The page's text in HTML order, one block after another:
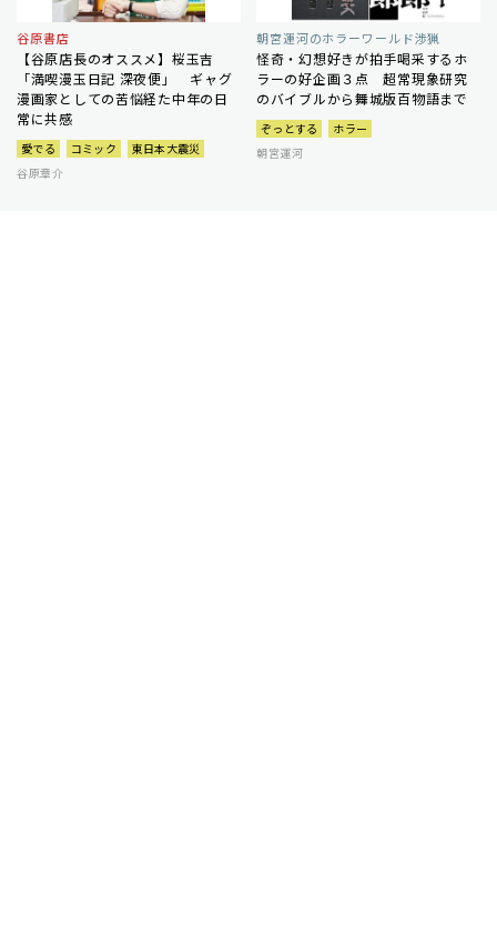
谷原書店
【谷原店長のオススメ】桜玉吉
「満喫漫玉日記 深夜便」 ギャグ
漫画家としての苦悩経た中年の日
常に共感
愛でる コミック
東日本大震災
谷原章介
朝宮運河のホラーワールド渉猟
怪奇・幻想好きが拍手喝采するホ
ラーの好企画３点 超常現象研究
のバイブルから舞城版百物語まで
ぞっとする
ホラー
朝宮運河